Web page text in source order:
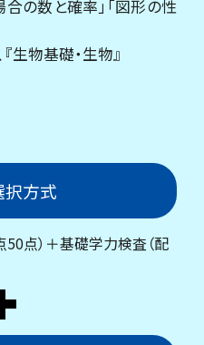
合の数と確率」「図形の性
生物基礎・生物』
択方式
点）＋基礎学力検査（配